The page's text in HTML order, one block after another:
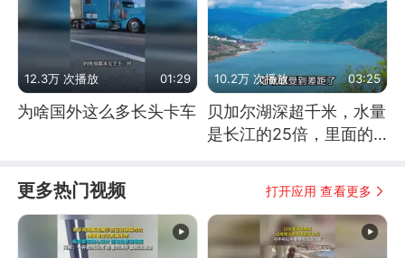
12.3万 次播放 01:29
为啥国外这么多长头卡车
10.2万 次播放 03:25
贝加尔湖深超千米，水量
是长江的25倍，里面的
更多热门视频 打开应用 查看更多